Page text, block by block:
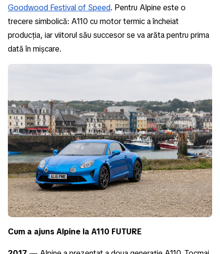
Goodwood Festival of Speed. Pentru Alpine este o
trecere simbolică: A110 cu motor termic a încheiat
producția, iar viitorul său succesor se va arăta pentru prima
dată în mișcare.
Cum a ajuns Alpine la A110 FUTURE